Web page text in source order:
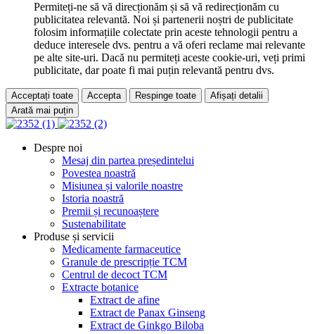
Permiteți-ne să vă direcționăm și să vă redirecționăm cu
publicitatea relevantă. Noi și partenerii noștri de publicitate
folosim informațiile colectate prin aceste tehnologii pentru a
deduce interesele dvs. pentru a vă oferi reclame mai relevante
pe alte site-uri. Dacă nu permiteți aceste cookie-uri, veți primi
publicitate, dar poate fi mai puțin relevantă pentru dvs.
Acceptați toate Accepta Respinge toate
Afișați detalii
Arată mai puțin
Despre noi
Mesaj din partea președintelui
Povestea noastră
Misiunea și valorile noastre
Istoria noastră
Premii și recunoaștere
Sustenabilitate
Produse și servicii
Medicamente farmaceutice
Granule de prescripție TCM
Centrul de decoct TCM
Extracte botanice
Extract de afine
Extract de Panax Ginseng
Extract de Ginkgo Biloba